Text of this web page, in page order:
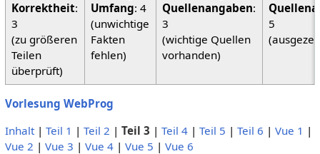
Korrektheit:
3
(zu größeren
Teilen
überprüft)
Umfang: 4
(unwichtige
Fakten
fehlen)
Quellenangaben:
3
(wichtige Quellen
vorhanden)
5
Vorlesung WebProg
Inhalt| Teil 1 | Teil 2 | Teil 3 | Teil 4| Teil 5 | Teil 6 | Vue 1 |
Vue 2 | Vue 3 | Vue 4| Vue 5 | Vue 6